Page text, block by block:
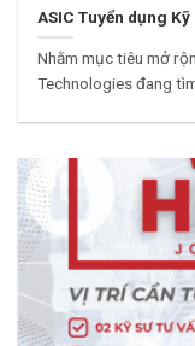
ASIC Tuyển dụng
Nhằm mục tiêu mở
Technologies đang